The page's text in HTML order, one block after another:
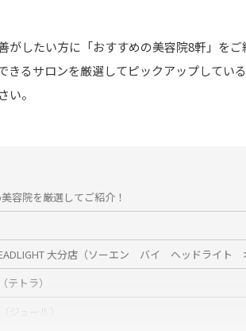
がしたい方に「おすすめの美容院8軒」を
きるサロンを厳選してピックアップしてい
い。
容院を厳選してご紹介！
大分店（ソーエン バイ ヘッドライト
テトラ）
ジュール）